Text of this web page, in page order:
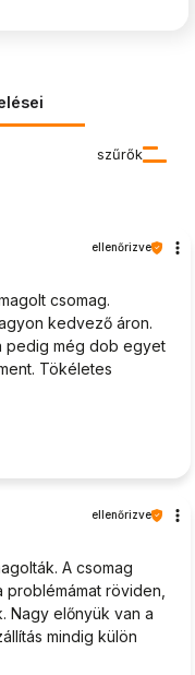
szűrők
ellenőrizve
csomag.
kedvező áron.
pedig még dob egyet
Tökéletes
ellenőrizve
A csomag
problémámat röviden,
Nagy előnyük van a
mindig külön